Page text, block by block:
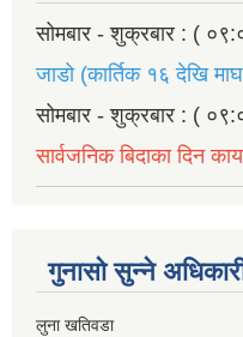
सोमबार - शुक्रबार : (
जाडो (कार्तिक १६ देखि
सोमबार - शुक्रबार : (
सार्वजनिक बिदाका दिन
गुनासो सुन्ने
लुना खतिवडा